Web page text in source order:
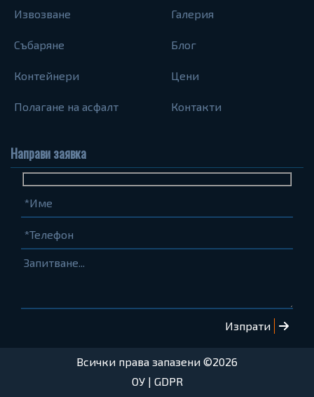
Извозване
Събаряне
Контейнери
Полагане на асфалт
Галерия
Блог
Цени
Контакти
Направи заявка
Име
(задължително)
Телефон
(задължително)
Запитване...
Всички права запазени ©2026
ОУ| GDPR